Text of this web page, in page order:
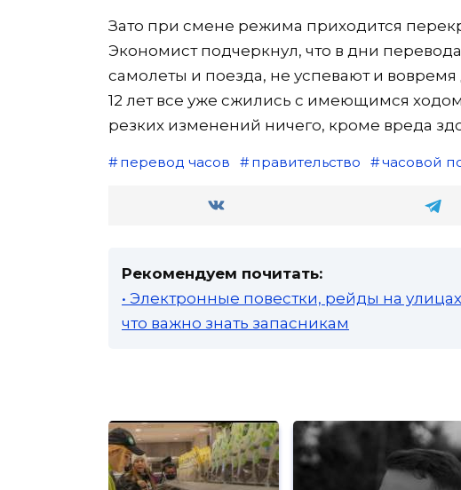
Зато при смене режима приходится
Экономист подчеркнул, что в дни
самолеты и поезда, не успевают и вовремя
12 лет все уже сжились с имеющимся
резких изменений ничего, кроме вреда
перевод часов правительство часовой
Рекомендуем почитать:
• Электронные повестки, рейды на
что важно знать запасникам